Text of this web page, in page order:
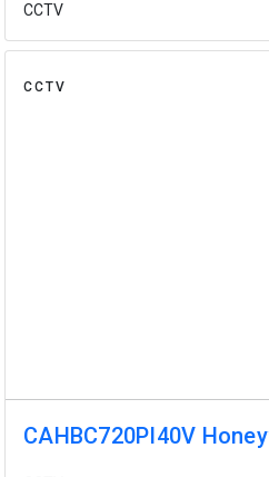
CCTV
CCTV
CAHBC720PI40V